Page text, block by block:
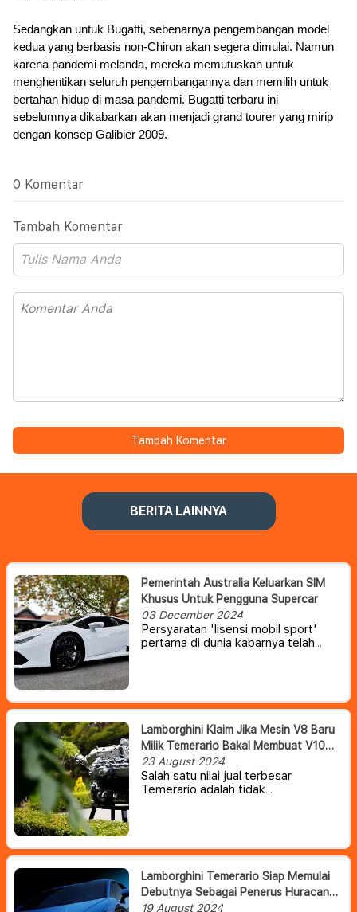
Sedangkan untuk Bugatti, sebenarnya pengembangan model
kedua yang berbasis non-Chiron akan segera dimulai. Namun
karena pandemi melanda, mereka memutuskan untuk
menghentikan seluruh pengembangannya dan memilih untuk
bertahan hidup di masa pandemi. Bugatti terbaru ini
sebelumnya dikabarkan akan menjadi grand tourer yang mirip
dengan konsep Galibier 2009.
0 Komentar
Tambah Komentar
Tambah Komentar
BERITA LAINNYA
Pemerintah Australia Keluarkan SIM
Khusus Untuk Pengguna Supercar
03 December 2024
Persyaratan 'lisensi mobil sport'
pertama di dunia kabarnya telah
Huracana miliknya
Lamborghini Klaim Jika Mesin V8 Baru
Milik Temerario Bakal Membuat V10
Terlupakan.
23 August 2024
Salah satu nilai jual terbesar
Temerario adalah tidak
bersumpah jika mesin ini akan
membuat kalian melupakan V10 milik
Huracan.
Lamborghini Temerario Siap Memulai
Debutnya Sebagai Penerus Huracan
V8 Hybrid
19 August 2024